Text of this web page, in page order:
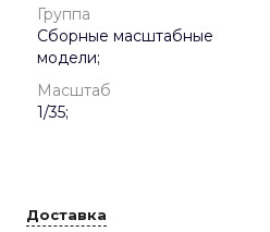
Группа
Сборные масштабные
модели;
Масштаб
1/35;
Доставка